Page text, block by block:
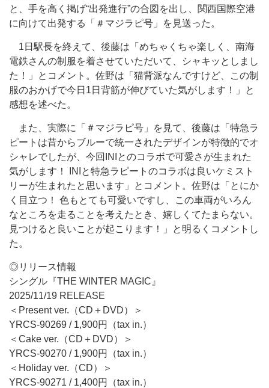
と、手を高く掲げ“出発進行”の合図を出し、関西国際空港
に向けて出発する「＃マジラピ号」を見送った。
1日駅長を終えて、後藤は「めちゃくちゃ楽しく、南海
電鉄さんの制服を着させていただいて、シャキッとしまし
た！」とコメント。佐野は「猫背派なんですけど、この制
服のおかげで今日1日背筋が伸びていた気がします！」と
感想を述べた。
また、実際に「＃マジラピ号」を見て、後藤は「特急ラ
ピートは昔からブルーで統一されたデザインが特徴的でオ
シャレでしたが、今回INIとのコラボで可愛さが生まれた
気がします！ INIと特急ラピートのコラボは良いケミスト
リーが生まれたと思います」とコメント。佐野は「とにか
く目立つ！ 色もとても可愛いですし、この車両がいろん
なところを走ることを考えたとき、嬉しくてたまらない。
見つけると良いことが起こります！」と明るくコメントし
た。
◎リリース情報
シングル『THE WINTER MAGIC』
2025/11/19 RELEASE
＜Present ver.（CD＋DVD）＞
YRCS-90269 / 1,900円（tax in.）
＜Cake ver.（CD＋DVD）＞
YRCS-90270 / 1,900円（tax in.）
＜Holiday ver.（CD）＞
YRCS-90271 / 1,400円（tax in.）